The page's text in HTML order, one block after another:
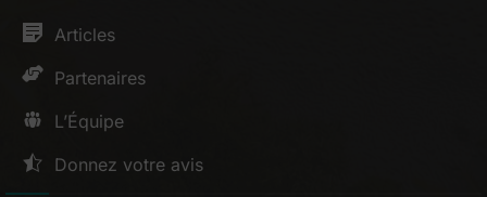
Articles
Partenaires
L’Équipe
Donnez votre avis